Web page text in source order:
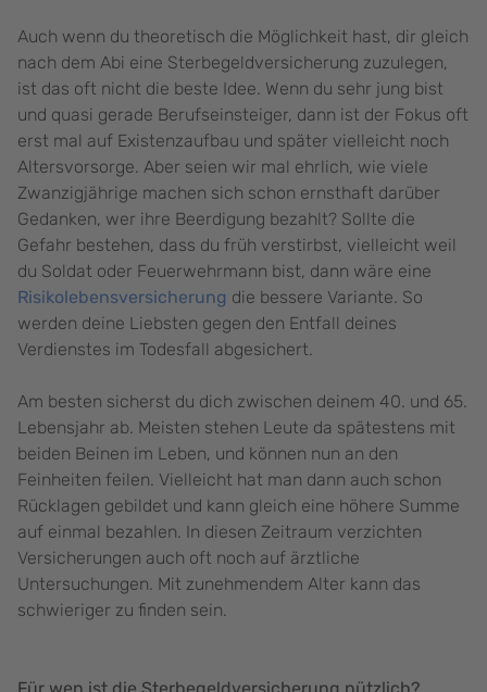
Auch wenn du theoretisch die Möglichkeit hast, dir gleich
nach dem Abi eine Sterbegeldversicherung zuzulegen,
ist das oft nicht die beste Idee. Wenn du sehr jung bist
und quasi gerade Berufseinsteiger, dann ist der Fokus oft
erst mal auf Existenzaufbau und später vielleicht noch
Altersvorsorge. Aber seien wir mal ehrlich, wie viele
Zwanzigjährige machen sich schon ernsthaft darüber
Gedanken, wer ihre Beerdigung bezahlt? Sollte die
Gefahr bestehen, dass du früh verstirbst, vielleicht weil
du Soldat oder Feuerwehrmann bist, dann wäre eine
Risikolebensversicherung die bessere Variante. So
werden deine Liebsten gegen den Entfall deines
Verdienstes im Todesfall abgesichert.
Am besten sicherst du dich zwischen deinem 40. und 65.
Lebensjahr ab. Meisten stehen Leute da spätestens mit
beiden Beinen im Leben, und können nun an den
Feinheiten feilen. Vielleicht hat man dann auch schon
Rücklagen gebildet und kann gleich eine höhere Summe
auf einmal bezahlen. In diesen Zeitraum verzichten
Versicherungen auch oft noch auf ärztliche
Untersuchungen. Mit zunehmendem Alter kann das
schwieriger zu finden sein.